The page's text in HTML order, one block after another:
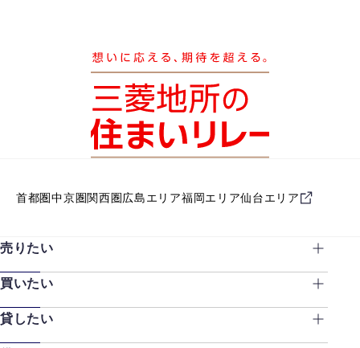
首都圏中京圏関西圏広島エリア福岡エリア仙台エリア
売りたい
買いたい
貸したい